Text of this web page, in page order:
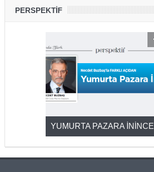
PERSPEKTİF
YUMURTA PAZARA İNİNCE